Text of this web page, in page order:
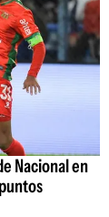
Nacional en